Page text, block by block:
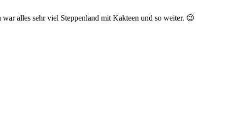
alles sehr viel Steppenland mit Kakteen und so weiter. 😉